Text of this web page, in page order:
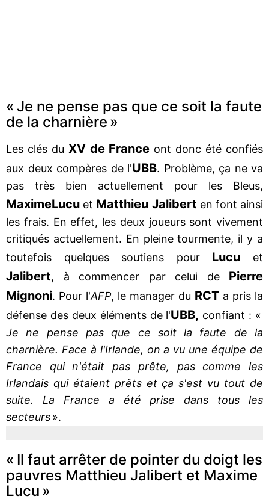
« Je ne pense pas que ce soit la faute
de la charnière »
Les clés du XV de France ont donc été confiés
aux deux compères de l'UBB. Problème, ça ne va
pas très bien actuellement pour les Bleus,
MaximeLucu et Matthieu Jalibert en font ainsi
les frais. En effet, les deux joueurs sont vivement
critiqués actuellement. En pleine tourmente, il y a
toutefois quelques soutiens pour Lucu et
Jalibert, à commencer par celui de Pierre
Mignoni. Pour l'AFP, le manager du RCT a pris la
défense des deux éléments de l'UBB, confiant : «
Je ne pense pas que ce soit la faute de la
charnière. Face à l'Irlande, on a vu une équipe de
France qui n'était pas prête, pas comme les
Irlandais qui étaient prêts et ça s'est vu tout de
suite. La France a été prise dans tous les
secteurs».
« Il faut arrêter de pointer du doigt les
pauvres Matthieu Jalibert et Maxime
Lucu »